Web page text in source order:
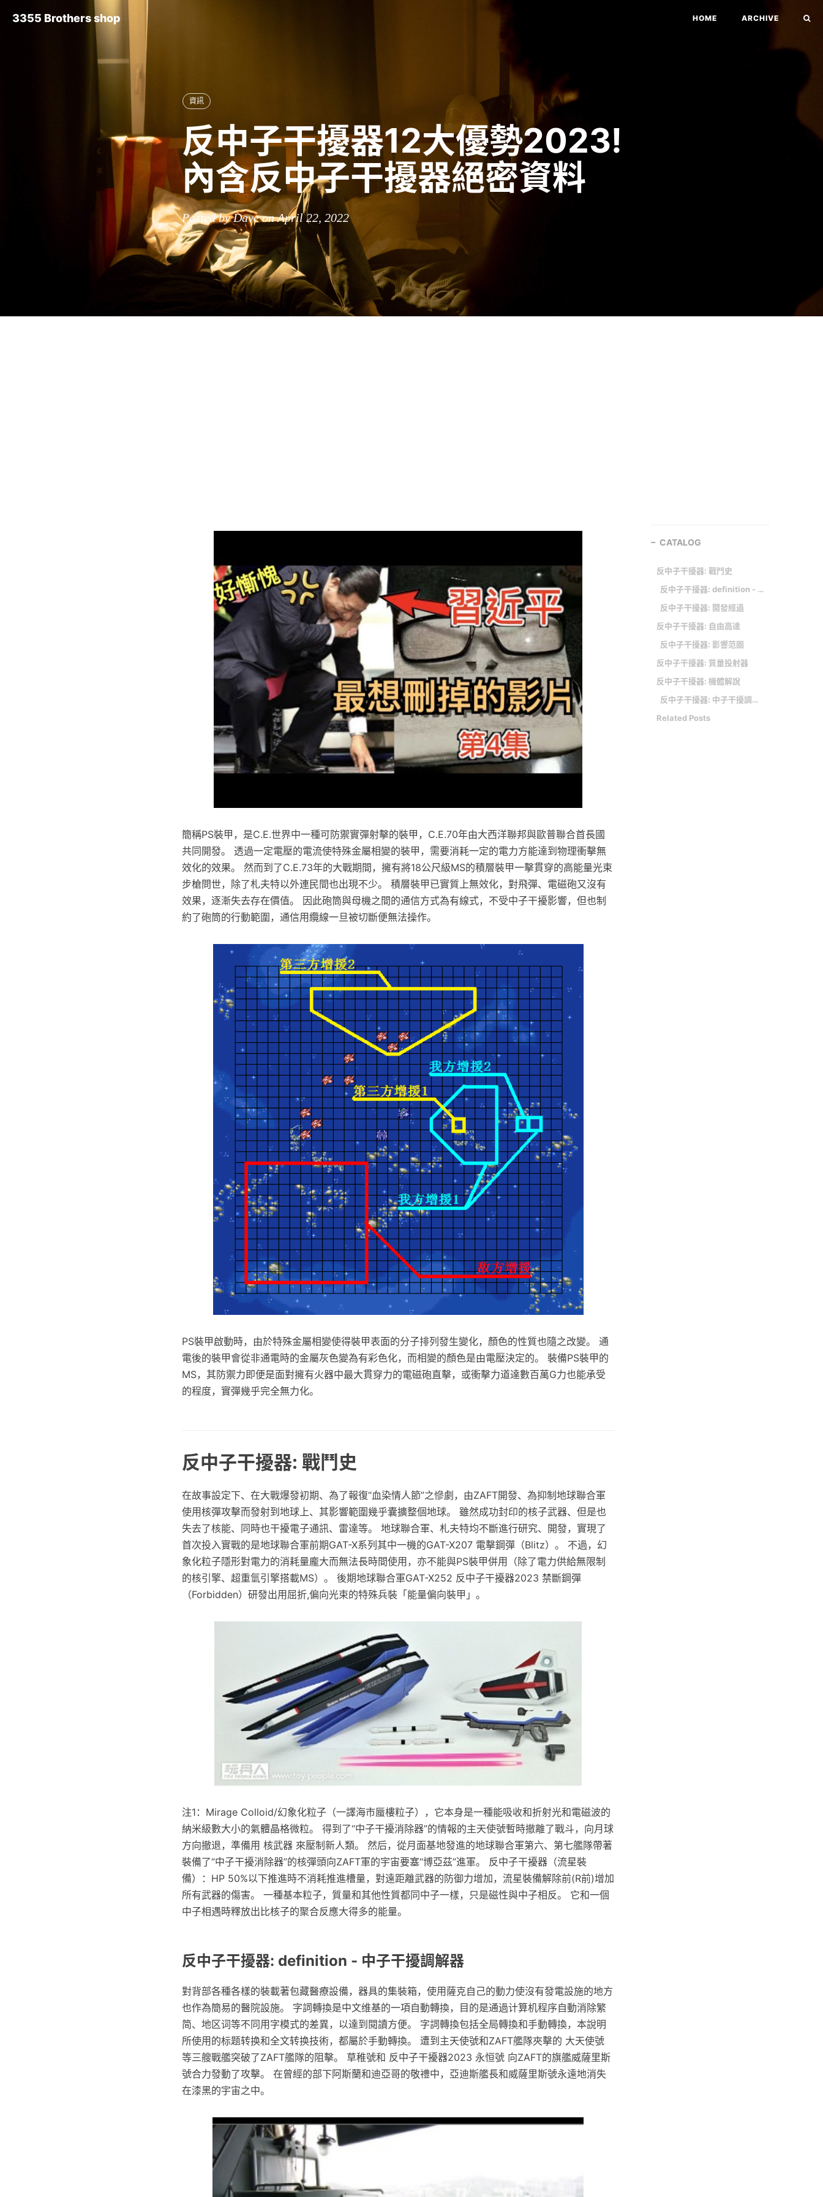
3355 Brothers shop HOME ARCHIVE
資訊
反中子干擾器12大優勢2023!
內含反中子干擾器絕密資料
Posted by Dave on April 22, 2022
簡稱PS裝甲，是C.E.世界中一種可防禦實彈射擊的裝甲，C.E.70年由大西洋聯邦與歐普聯合首長國
共同開發。 透過一定電壓的電流使特殊金屬相變的裝甲，需要消耗一定的電力方能達到物理衝擊無
效化的效果。 然而到了C.E.73年的大戰期間，擁有將18公尺級MS的積層裝甲一擊貫穿的高能量光束
步槍問世，除了札夫特以外連民間也出現不少。 積層裝甲已實質上無效化，對飛彈、電磁砲又沒有
效果，逐漸失去存在價值。 因此砲筒與母機之間的通信方式為有線式，不受中子干擾影響，但也制
約了砲筒的行動範圍，通信用纜線一旦被切斷便無法操作。
PS裝甲啟動時，由於特殊金屬相變使得裝甲表面的分子排列發生變化，顏色的性質也隨之改變。 通
電後的裝甲會從非通電時的金屬灰色變為有彩色化，而相變的顏色是由電壓決定的。 裝備PS裝甲的
MS，其防禦力即便是面對擁有火器中最大貫穿力的電磁砲直擊，或衝擊力道達數百萬G力也能承受
的程度，實彈幾乎完全無力化。
反中子干擾器: 戰鬥史
在故事設定下、在大戰爆發初期、為了報復“血染情人節”之慘劇，由ZAFT開發、為抑制地球聯合軍
使用核彈攻擊而發射到地球上、其影響範圍幾乎囊擴整個地球。 雖然成功封印的核子武器、但是也
失去了核能、同時也干擾電子通訊、雷達等。 地球聯合軍、札夫特均不斷進行研究、開發，實現了
首次投入實戰的是地球聯合軍前期GAT-X系列其中一機的GAT-X207 電擊鋼彈（Blitz）。 不過，幻
象化粒子隱形對電力的消耗量龐大而無法長時間使用，亦不能與PS裝甲併用（除了電力供給無限制
的核引擎、超重氫引擎搭載MS）。 後期地球聯合軍GAT-X252 反中子干擾器2023 禁斷鋼彈
（Forbidden）研發出用屈折,偏向光束的特殊兵裝「能量偏向裝甲」。
注1：Mirage Colloid/幻象化粒子（一譯海市蜃樓粒子），它本身是一種能吸收和折射光和電磁波的
納米級數大小的氣體晶格微粒。 得到了“中子干擾消除器”的情報的主天使號暫時撤離了戰斗，向月球
方向撤退，準備用 核武器 來壓制新人類。 然后，從月面基地發進的地球聯合軍第六、第七艦隊帶著
裝備了“中子干擾消除器”的核彈頭向ZAFT軍的宇宙要塞“博亞茲”進軍。 反中子干擾器（流星裝
備）：HP 50%以下推進時不消耗推進槽量，對遠距離武器的防御力增加，流星裝備解除前(R前)增加
所有武器的傷害。 一種基本粒子，質量和其他性質都同中子一樣，只是磁性與中子相反。 它和一個
中子相遇時釋放出比核子的聚合反應大得多的能量。
反中子干擾器: definition - 中子干擾調解器
對背部各種各樣的裝載著包藏醫療設備，器具的集裝箱，使用薩克自己的動力使沒有發電設施的地方
也作為簡易的醫院設施。 字詞轉換是中文维基的一項自動轉換，目的是通過计算机程序自動消除繁
简、地区词等不同用字模式的差異，以達到閱讀方便。 字詞轉換包括全局轉換和手動轉換，本說明
所使用的标题转换和全文转换技術，都屬於手動轉換。 遭到主天使號和ZAFT艦隊夾擊的 大天使號
等三艘戰艦突破了ZAFT艦隊的阻擊。 草稚號和 反中子干擾器2023 永恒號 向ZAFT的旗艦威薩里斯
號合力發動了攻擊。 在曾經的部下阿斯蘭和迪亞哥的敬禮中，亞迪斯艦長和威薩里斯號永遠地消失
在漆黑的宇宙之中。
CATALOG
反中子干擾器: 戰鬥史
反中子干擾器: definition - 中子干擾調解器
反中子干擾器: 開發經過
反中子干擾器: 自由高達
反中子干擾器: 影響范圍
反中子干擾器: 質量投射器
反中子干擾器: 機體解說
反中子干擾器: 中子干擾調解器
Related Posts